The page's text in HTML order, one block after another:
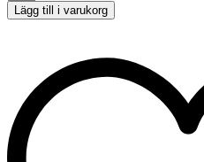
Lägg till i varukorg